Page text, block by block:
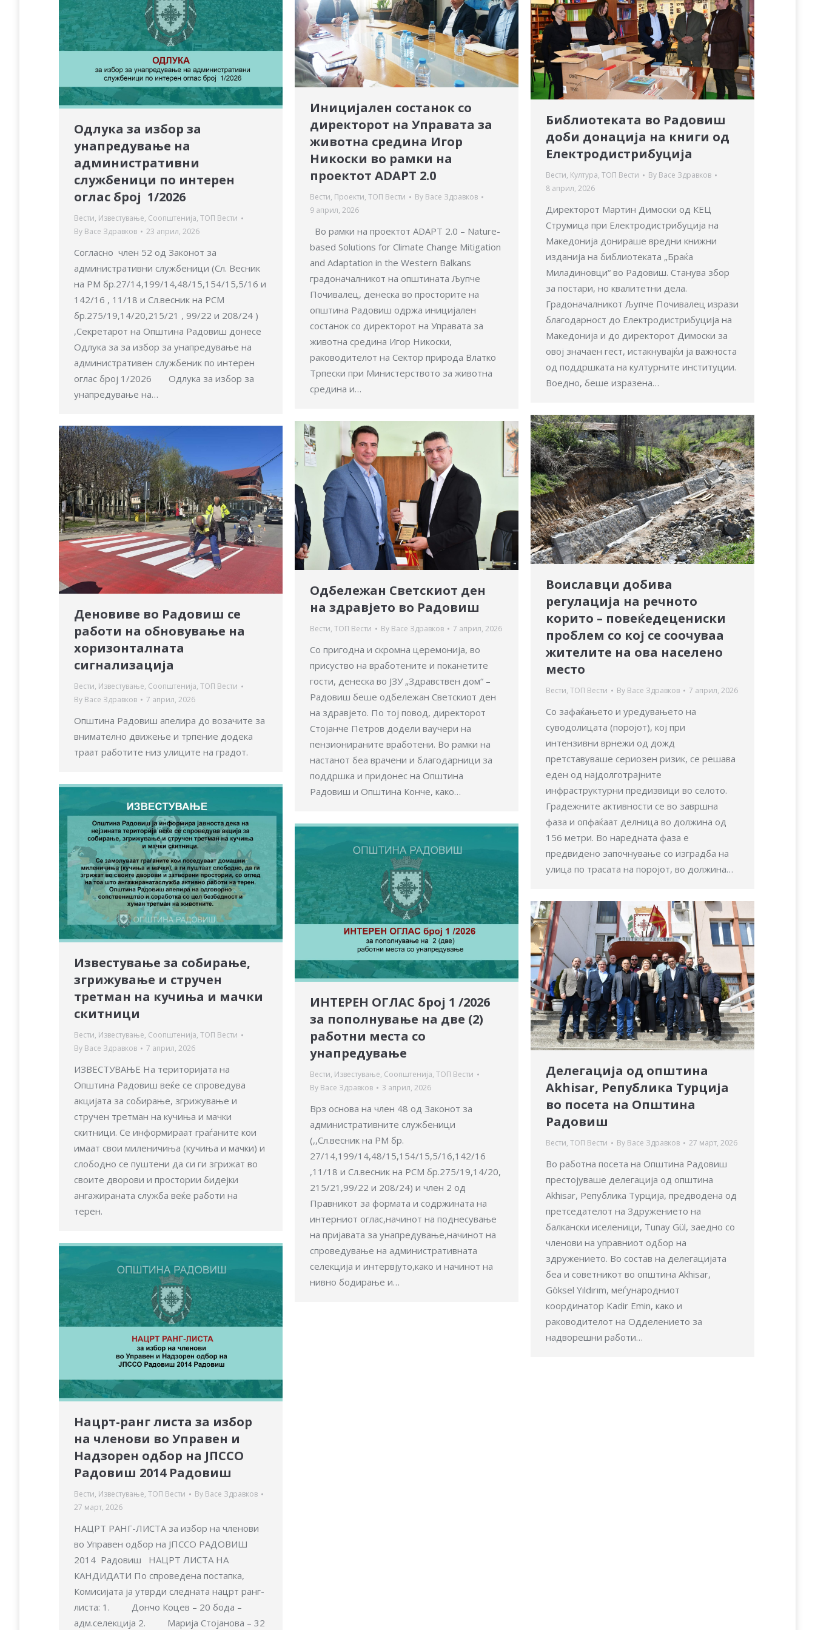
Одлука за избор за
унапредување на
административни
службеници по интерен
оглас број 1/2026
Вести, Известување, Соопштенија, ТОП Вести
By Васе Здравков 23 април, 2026
Согласно член 52 од Законот за
административни службеници (Сл. Весник
на РМ бр.27/14,199/14,48/15,154/15,5/16 и
142/16 , 11/18 и Сл.весник на РСМ
бр.275/19,14/20,215/21 , 99/22 и 208/24 )
,Секретарот на Општина Радовиш донесе
Одлука за за избор за унапредување на
административен службеник по интерен
оглас број 1/2026 Одлука за избор за
унапредување на…
Иницијален состанок со
директорот на Управата за
животна средина Игор
Никоски во рамки на
проектот ADAPT 2.0
Вести, Проекти, ТОП Вести By Васе Здравков
9 април, 2026
Во рамки на проектот ADAPT 2.0 – Nature-
based Solutions for Climate Change Mitigation
and Adaptation in the Western Balkans
градоначалникот на општината Љупче
Почивалец, денеска во просторите на
општина Радовиш одржа иницијален
состанок со директорот на Управата за
животна средина Игор Никоски,
раководителот на Сектор природа Влатко
Трпески при Министерството за животна
средина и…
Библиотеката во Радовиш
доби донација на книги од
Електродистрибуција
Вести, Култура, ТОП Вести By Васе Здравков
8 април, 2026
Директорот Мартин Димоски од КЕЦ
Струмица при Електродистрибуција на
Македонија донираше вредни книжни
изданија на библиотеката „Браќа
Миладиновци“ во Радовиш. Станува збор
за постари, но квалитетни дела.
Градоначалникот Љупче Почивалец изрази
благодарност до Електродистрибуција на
Македонија и до директорот Димоски за
овој значаен гест, истакнувајќи ја важноста
од поддршката на културните институции.
Воедно, беше изразена…
Воиславци добива
регулација на речното
корито – повеќедецениски
проблем со кој се соочуваа
жителите на ова населено
место
Вести, ТОП Вести By Васе Здравков 7 април, 2026
Со зафаќањето и уредувањето на
суводолицата (поројот), кој при
интензивни врнежи од дожд
претставуваше сериозен ризик, се решава
еден од најдолготрајните
инфраструктурни предизвици во селото.
Градежните активности се во завршна
фаза и опфаќаат делница во должина од
156 метри. Во наредната фаза е
предвидено започнување со изградба на
улица по трасата на поројот, во должина…
Одбележан Светскиот ден
на здравјето во Радовиш
Вести, ТОП Вести By Васе Здравков 7 април, 2026
Со пригодна и скромна церемонија, во
присуство на вработените и поканетите
гости, денеска во ЈЗУ „Здравствен дом“ –
Радовиш беше одбележан Светскиот ден
на здравјето. По тој повод, директорот
Стојанче Петров додели ваучери на
пензионираните вработени. Во рамки на
настанот беа врачени и благодарници за
поддршка и придонес на Општина
Радовиш и Општина Конче, како…
Деновиве во Радовиш се
работи на обновување на
хоризонталната
сигнализација
Вести, Известување, Соопштенија, ТОП Вести
By Васе Здравков 7 април, 2026
Општина Радовиш апелира до возачите за
внимателно движење и трпение додека
траат работите низ улиците на градот.
Известување за собирање,
згрижување и стручен
третман на кучиња и мачки
скитници
Вести, Известување, Соопштенија, ТОП Вести
By Васе Здравков 7 април, 2026
ИЗВЕСТУВАЊЕ На територијата на
Општина Радовиш веќе се спроведува
акцијата за собирање, згрижување и
стручен третман на кучиња и мачки
скитници. Се информираат граѓаните кои
имаат свои миленичиња (кучиња и мачки) и
слободно се пуштени да си ги згрижат во
своите дворови и простории бидејки
ангажираната служба веќе работи на
терен.
ИНТЕРЕН ОГЛАС број 1 /2026
за пополнување на две (2)
работни места со
унапредување
Вести, Известување, Соопштенија, ТОП Вести
By Васе Здравков 3 април, 2026
Врз основа на член 48 од Законот за
административните службеници
(,,Сл.весник на РМ бр.
27/14,199/14,48/15,154/15,5/16,142/16
,11/18 и Сл.весник на РСМ бр.275/19,14/20,
215/21,99/22 и 208/24) и член 2 од
Правникот за формата и содржината на
интерниот оглас,начинот на поднесување
на пријавата за унапредување,начинот на
спроведување на административната
селекција и интервјуто,како и начинот на
нивно бодирање и…
Делегација од општина
Akhisar, Република Турција
во посета на Општина
Радовиш
Вести, ТОП Вести By Васе Здравков 27 март, 2026
Во работна посета на Општина Радовиш
престојуваше делегација од општина
Akhisar, Република Турција, предводена од
претседателот на Здружението на
балкански иселеници, Tunay Gül, заедно со
членови на управниот одбор на
здружението. Во состав на делегацијата
беа и советникот во општина Akhisar,
Göksel Yıldırım, меѓународниот
координатор Kadir Emin, како и
раководителот на Одделението за
надворешни работи…
Нацрт-ранг листа за избор
на членови во Управен и
Надзорен одбор на ЈПССО
Радовиш 2014 Радовиш
Вести, Известување, ТОП Вести By Васе Здравков
27 март, 2026
НАЦРТ РАНГ-ЛИСТА за избор на членови
во Управен одбор на ЈПССО РАДОВИШ
2014 Радовиш НАЦРТ ЛИСТА НА
КАНДИДАТИ По спроведена постапка,
Комисијата ја утврди следната нацрт ранг-
листа: 1. Дончо Коцев – 20 бода –
адм.селекција 2. Марија Стојанова – 32